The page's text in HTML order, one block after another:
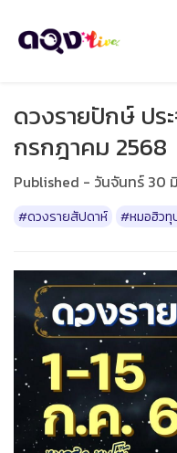
ดวงรายปักษ์ ปร
กรกฎาคม
Published - วันจันทร์ 30
#ดวงรายสัปดาห์ #หมอฮิวทุ